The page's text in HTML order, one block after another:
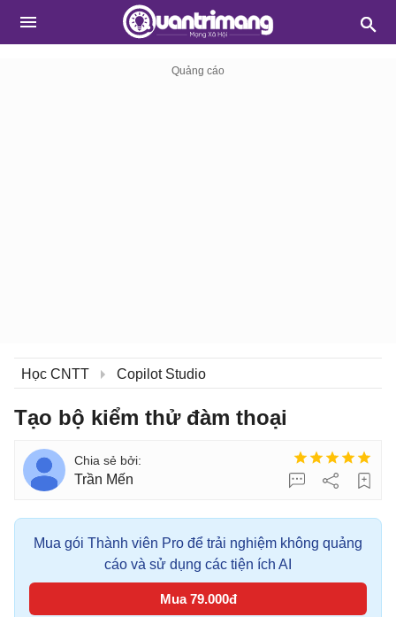
Học CNTT Copilot Studio
Tạo bộ kiểm thử đàm thoại
Trần Mến
Mua gói Thành viên Pro để trải nghiệm không quảng
cáo và sử dụng các tiện ích AI
Mua 79.000đ